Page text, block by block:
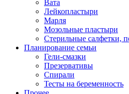
Вата
Лейкопластыри
Марля
Мозольные пластыри
Стерильные салфетки,
Планирование семьи
Гели-смазки
Презервативы
Спирали
Тесты на беременность